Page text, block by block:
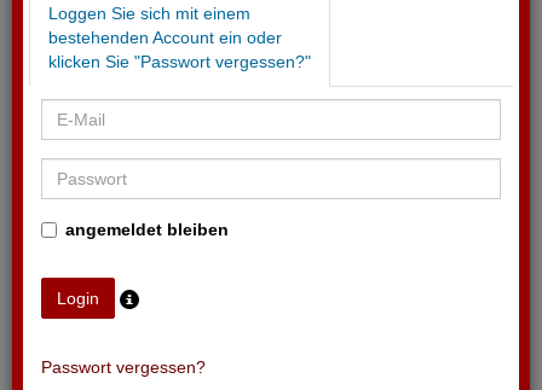
Loggen Sie sich mit einem
bestehenden Account ein oder
klicken Sie "Passwort vergessen?"
angemeldet bleiben
Passwort vergessen?